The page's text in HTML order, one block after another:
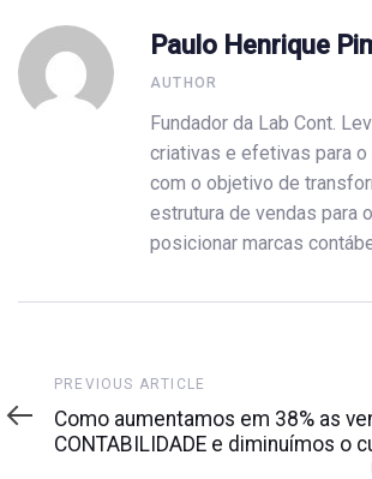
Paulo Henrique
AUTHOR
Fundador da Lab Cont.
criativas e efetivas para o
com o objetivo de
estrutura de vendas para
posicionar marcas
Previous
Article
PREVIOUS ARTICLE
Como aumentamos em 38% as
CONTABILIDADE e diminuímos o